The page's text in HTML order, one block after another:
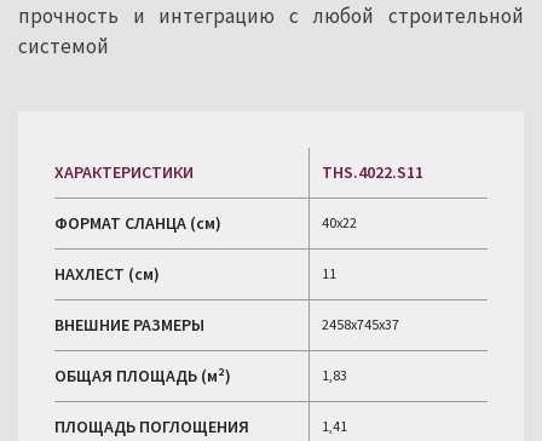
прочность и интеграцию с любой строительной
системой
ХАРАКТЕРИСТИКИ THS.4022.S11
ФОРМАТ СЛАНЦА (см) 40x22
НАХЛЕСТ (см) 11
ВНЕШНИЕ РАЗМЕРЫ 2458x745x37
ОБЩАЯ ПЛОЩАДЬ (м²) 1,83
ПЛОЩАДЬ ПОГЛОЩЕНИЯ 1,41